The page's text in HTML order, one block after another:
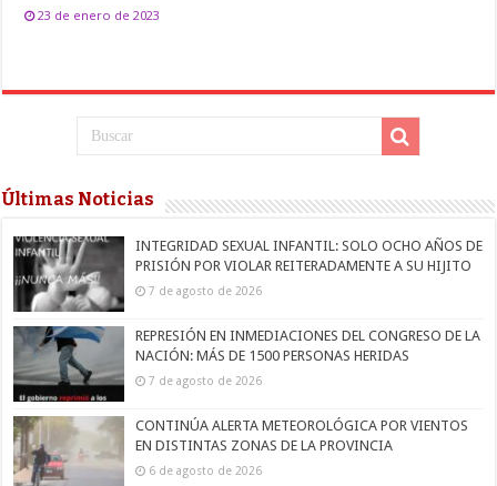
23 de enero de 2023
Últimas Noticias
INTEGRIDAD SEXUAL INFANTIL: SOLO OCHO AÑOS DE
PRISIÓN POR VIOLAR REITERADAMENTE A SU HIJITO
7 de agosto de 2026
REPRESIÓN EN INMEDIACIONES DEL CONGRESO DE LA
NACIÓN: MÁS DE 1500 PERSONAS HERIDAS
7 de agosto de 2026
CONTINÚA ALERTA METEOROLÓGICA POR VIENTOS
EN DISTINTAS ZONAS DE LA PROVINCIA
6 de agosto de 2026